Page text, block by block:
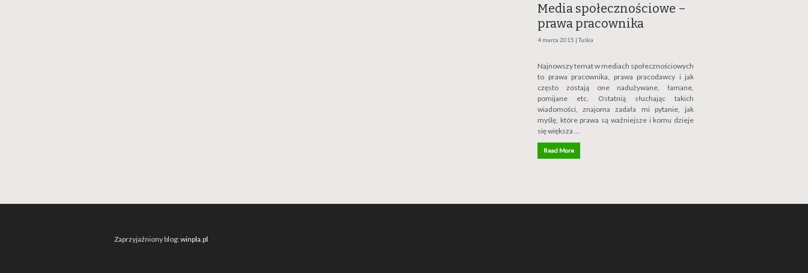
Media społecznościowe –
prawa pracownika
4 marca 2015 |Tuśka
Najnowszy temat w mediach społecznościowych
to prawa pracownika, prawa pracodawcy i jak
często zostają one nadużywane, łamane,
pomijane etc. Ostatnią słuchając takich
wiadomości, znajoma zadała mi pytanie, jak
myślę, które prawa są ważniejsze i komu dzieje
się większa …
Read More
Zaprzyjaźniony blog:winpla.pl